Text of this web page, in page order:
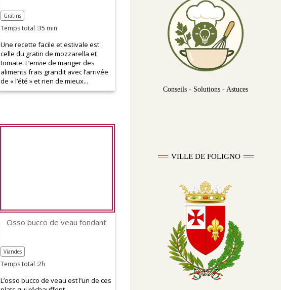
Temps total :35 min
Gratins
Une recette facile et estivale est
celle du gratin de mozzarella et
tomate. L’envie de manger des
aliments frais grandit avec l’arrivée
de « l’été » et rien de mieux...
Osso bucco de veau fondant
Temps total :2h
Viandes
L’osso bucco de veau est l’un de ces
Conseils - Solutions - Astuces
VILLE DE FOLIGNO